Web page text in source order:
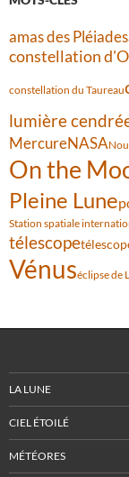
amas des Pléiades
constellation
constellation du Taureau
lumière
MercureNASA
On the
Pleine Lune
Station spatiale
télescope
Vénuséclipse de
LA LUNE
CIEL ÉTOILÉ
MÉTÉORES